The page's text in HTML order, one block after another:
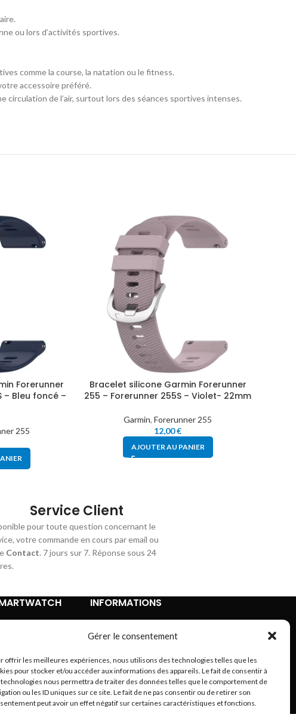
Gérer le consentement
offrir les meilleures expériences, nous utilisons des technologies telles que les
pour stocker et/ou accéder aux informations des appareils. Le fait de consentir à
technologies nous permettra de traiter des données telles que le comportement de
ou les ID uniques sur ce site. Le fait de ne pas consentir ou de retirer son
peut avoir un effet négatif sur certaines caractéristiques et fonctions.
ou lors d’activités sportives.
comme la course, la natation ou le fitness.
accessoire préféré.
circulation de l’air, surtout lors des séances sportives intenses.
Forerunner
– Bleu foncé –
255
Bracelet silicone Garmin Forerunner
255 – Forerunner 255S – Violet- 22mm
Garmin,Forerunner 255
12,00€
AJOUTER AU PANIER
Service Client
pour toute question concernant le
votre commande en cours par email ou
Contact. 7 jours sur 7. Réponse sous 24
INFORMATIONS
Mentions légales
Retours et remboursements
Politique de confidentialité
A propos
Plan du site